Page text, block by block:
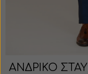
ΑΝΔΡΙΚΟ